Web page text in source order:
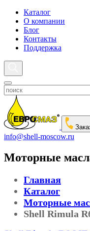
Каталог
О компании
Блог
Контакты
Поддержка
info@shell-moscow.ru
Моторные
Главная
Каталог
Моторные
Shell Rimula